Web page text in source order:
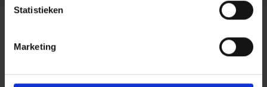
Statistieken
Marketing
beperkingen
Op de verzekering Rechtsbijstand Auto Artikel 1 zijn